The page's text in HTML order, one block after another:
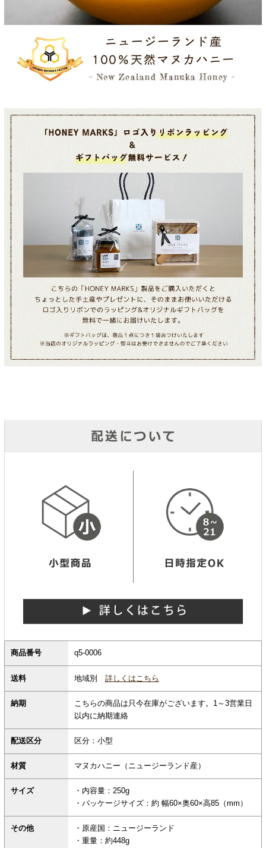
商品番号 q5-0006
送料 地域別 詳しくはこちら
納期
こちらの商品は只今在庫がございます。1～3営業日
以内に納期連絡
配送区分 区分：小型
材質 マヌカハニー（ニュージーランド産）
サイズ
・内容量：250g
・パッケージサイズ：約 幅60×奥60×高85（mm）
その他
・原産国：ニュージーランド
・重量：約448g